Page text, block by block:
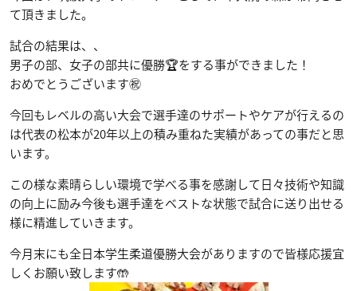
て頂きました。
試合の結果は、、
男子の部、女子の部共に優勝🏆をする事ができました！
おめでとうございます㊗️
今回もレベルの高い大会で選手達のサポートやケアが行えるの
は代表の松本が20年以上の積み重ねた実績があっての事だと思
います。
この様な素晴らしい環境で学べる事を感謝して日々技術や知識
の向上に励み今後も選手達をベストな状態で試合に送り出せる
様に精進していきます。
今月末にも全日本学生柔道優勝大会がありますので皆様応援宜
しくお願い致します🤲